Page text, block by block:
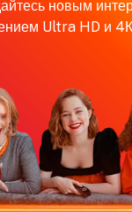
новым
Ultra HD и